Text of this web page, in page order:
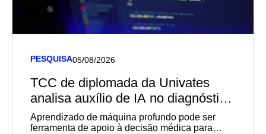
PESQUISA05/08/2026
TCC de diplomada da Univates
analisa auxílio de IA no diagnóstico
de câncer de mama
Aprendizado de máquina profundo pode ser
ferramenta de apoio à decisão médica para